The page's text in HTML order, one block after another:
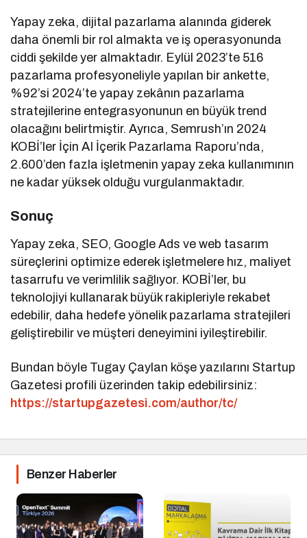
​Yapay zeka, dijital pazarlama alanında giderek
daha önemli bir rol almakta ve iş operasyonunda
ciddi şekilde yer almaktadır. Eylül 2023’te 516
pazarlama profesyoneliyle yapılan bir ankette,
%92’si 2024’te yapay zekânın pazarlama
stratejilerine entegrasyonunun en büyük trend
olacağını belirtmiştir. Ayrıca, Semrush’ın 2024
KOBİ’ler İçin AI İçerik Pazarlama Raporu’nda,
2.600’den fazla işletmenin yapay zeka kullanımının
ne kadar yüksek olduğu vurgulanmaktadır.
Sonuç
Yapay zeka, SEO, Google Ads ve web tasarım
süreçlerini optimize ederek işletmelere hız, maliyet
tasarrufu ve verimlilik sağlıyor. KOBİ’ler, bu
teknolojiyi kullanarak büyük rakipleriyle rekabet
edebilir, daha hedefe yönelik pazarlama stratejileri
geliştirebilir ve müşteri deneyimini iyileştirebilir.
Bundan böyle Tugay Çaylan köşe yazılarını Startup
Gazetesi profili üzerinden takip edebilirsiniz:
https://startupgazetesi.com/author/tc/
Benzer Haberler